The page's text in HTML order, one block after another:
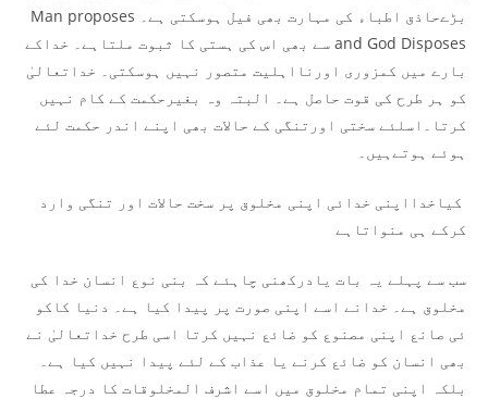
بڑےحاذق اطباء کی مہارت بھی فیل ہوسکتی ہے۔ Man proposes
and God Disposes سے بھی اس کی ہستی کا ثبوت ملتاہے۔ خداکے
بارے میں کمزوری اورنااہلیت متصور نہیں ہوسکتی۔ خداتعالیٰ
کو ہر طرح کی قوت حاصل ہے۔ البتہ وہ بغیرحکمت کے کام نہیں
کرتا۔اسلئے سختی اورتنگی کے حالات بھی اپنے اندر حکمت لئے
ہوئے ہوتےہیں۔
کیاخدااپنی خدائی اپنی مخلوق پر سخت حالات اور تنگی وارد
کرکے ہی منواتاہے
سب سے پہلے یہ بات یادرکھنی چاہئے کہ بنی نوع انسان خدا کی
مخلوق ہے۔ خدانے اسے اپنی صورت پر پیدا کیا ہے۔ دنیا کاکو
ئی صانع اپنی مصنوع کو ضائع نہیں کرتا اسی طرح خداتعالیٰ نے
بھی انسان کو ضائع کرنے یا عذاب کے لئے پیدا نہیں کیا ہے۔
بلکہ اپنی تمام مخلوق میں اسے اشرف المخلوقات کا درجہ عطا